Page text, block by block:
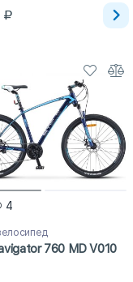
4
760 MD V010